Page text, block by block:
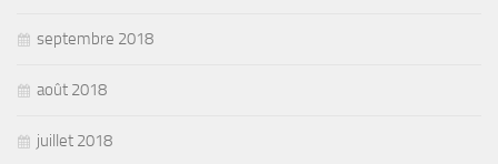
septembre 2018
août 2018
juillet 2018